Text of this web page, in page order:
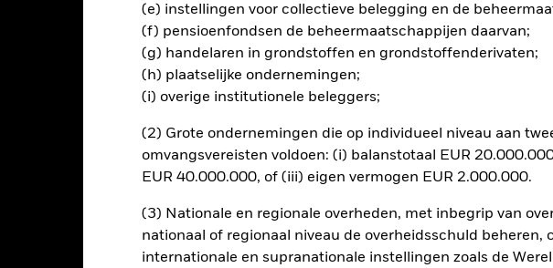
(e) instellingen voor collectieve belegging en de
(f) pensioenfondsen de beheermaatschappijen daarvan;
(g) handelaren in grondstoffen en grondstoffenderivaten;
(h) plaatselijke ondernemingen;
(i) overige institutionele beleggers;
(2) Grote ondernemingen die op individueel niveau aan
omvangsvereisten voldoen: (i) balanstotaal EUR
EUR 40.000.000, of (iii) eigen vermogen EUR 2.000.000.
(3) Nationale en regionale overheden, met inbegrip van
nationaal of regionaal niveau de overheidsschuld beheren,
internationale en supranationale instellingen zoals de
waarborgt dat er geschikte procedures worden gebruikt om het besmettingsrisico voor
het uitklapvakje direct onder de naam van het fonds, kunt u een lijst van alle
valutahedging worden aangegeven door het woord 'Hedged' in de naam van de
aandelenklassen met valutahedging op aanvraag verkrijgbaar bij de
aan BlackRock als effectenuitleenagent. Aangezien de verdeling van opbrengsten uit
van het Fonds niet verhoogt, is deze niet in de lopende kosten opgenomen.
Equity Absolute Return Fund
PRIIP KID Factsheet Prospectus